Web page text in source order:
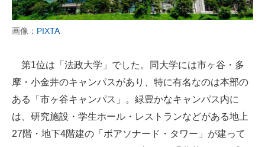
画像： PIXTA
第1位は「法政大学」でした。同大学には市ヶ谷・多
摩・小金井のキャンパスがあり、特に有名なのは本部の
ある「市ヶ谷キャンパス」。緑豊かなキャンパス内に
は、研究施設・学生ホール・レストランなどがある地上
27階・地下4階建の「ボアソナード・タワー」が建って